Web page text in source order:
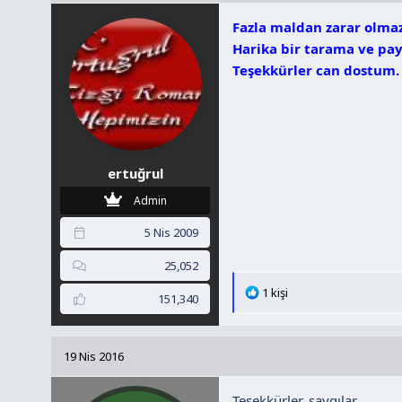
l
e
r
ertuğrul
Admin
5 Nis 2009
25,052
151,340
Fazla maldan zarar
Harika bir tarama ve
Teşekkürler can dostum.
T
l
1 kişi
19 Nis 2016